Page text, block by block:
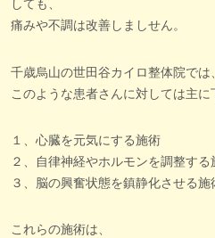
しても、
痛みや不調は改善しましせん。
千歳烏山の世田谷カイロ整体院では、
このような患者さんに対しては主に
１、心臓を元気にする施術
２、自律神経やホルモンを調整する
３、脳の興奮状態を鎮静化させる施
これらの施術は、